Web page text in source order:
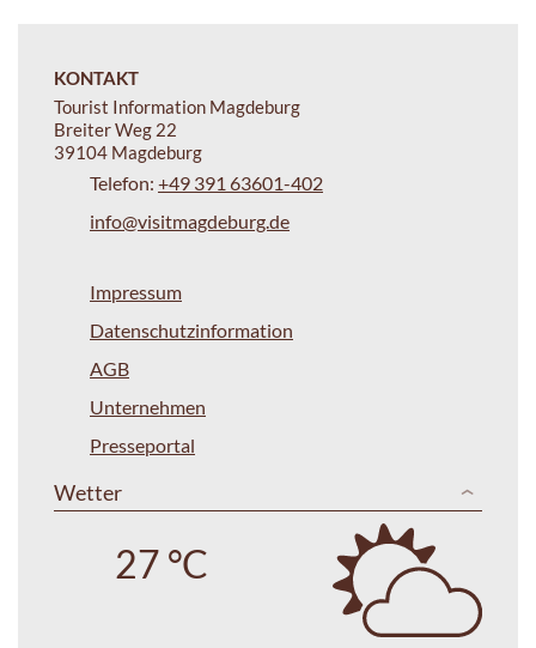
KONTAKT
Tourist Information Magdeburg
Breiter Weg 22
39104 Magdeburg
Telefon: +49 391 63601-402
info@visitmagdeburg.de
Impressum
Datenschutzinformation
AGB
Unternehmen
Presseportal
Wetter
27 °C